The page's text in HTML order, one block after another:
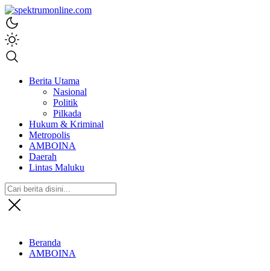
spektrumonline.com
Berita Utama
Nasional
Politik
Pilkada
Hukum & Kriminal
Metropolis
AMBOINA
Daerah
Lintas Maluku
Beranda
AMBOINA